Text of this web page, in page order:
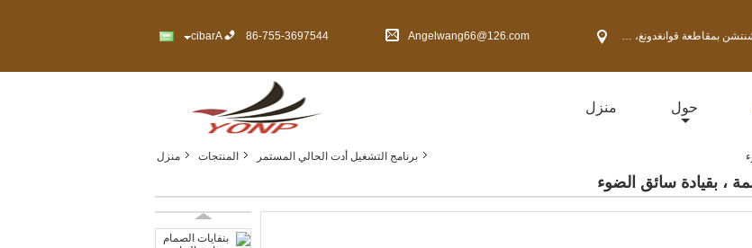
Angelwang66@126.com
86-755-3697544
Arabic
منزل حول
منزل المنتجات برنامج التشغيل أدت الحالي المستمر